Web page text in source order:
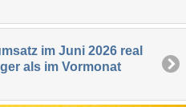
im Juni 2026 real
als im Vormonat